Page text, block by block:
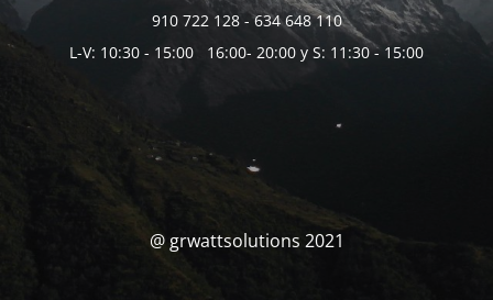
910 722 128 - 634 648 110
L-V: 10:30 - 15:00 16:00- 20:00 y S: 11:30 - 15:00
@ grwattsolutions 2021